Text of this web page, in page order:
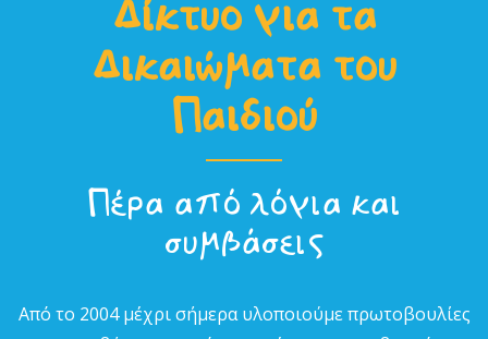
Δίκτυο για τα
Δικαιώµατα του
Παιδιού
Πέρα από λόγια και
συµβάσεις
Από το 2004 µέχρι σήµερα υλοποιούµε πρωτοβουλίες